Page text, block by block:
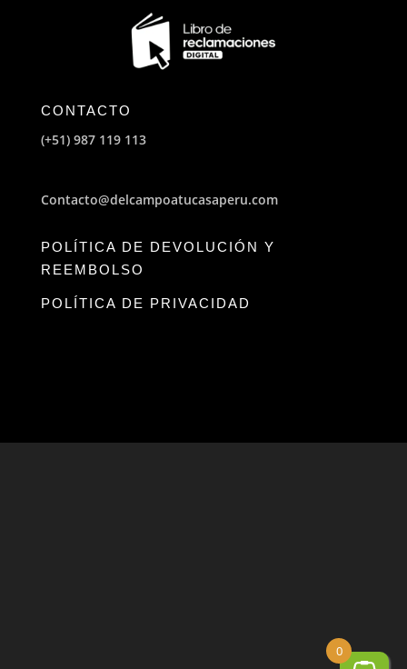
CONTACTO
(+51) 987 119 113
Contacto@delcampoatucasaperu.com
POLÍTICA DE DEVOLUCIÓN Y
REEMBOLSO
POLÍTICA DE PRIVACIDAD
0